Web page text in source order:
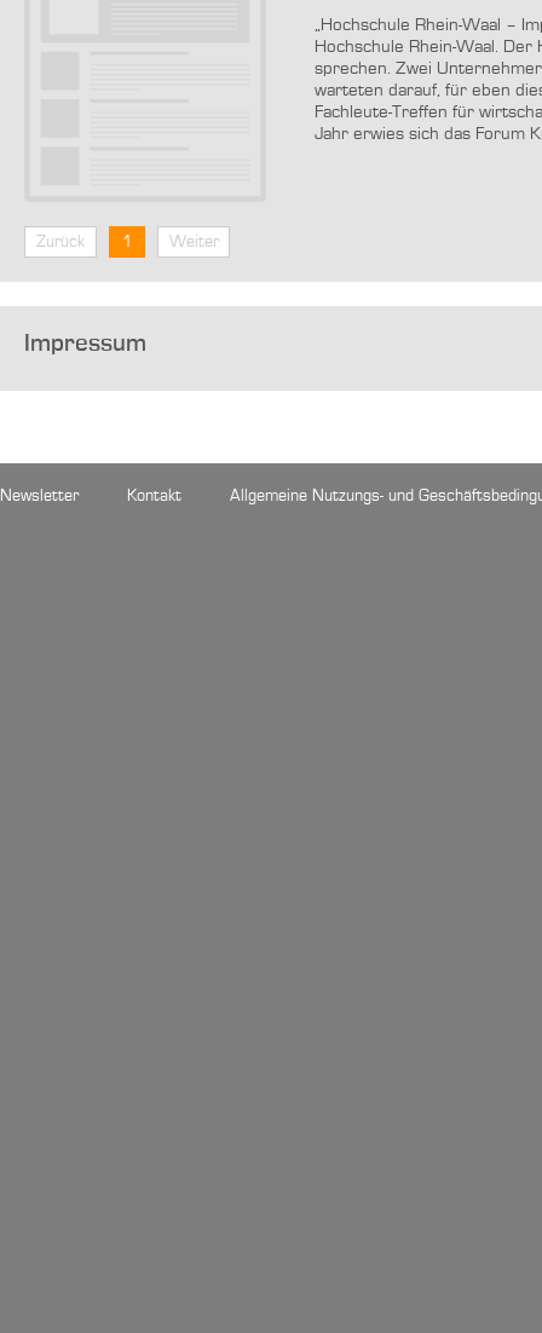
„Hochschule Rhein-Waal –
Hochschule Rhein-Waal.
sprechen. Zwei
warteten darauf, für eben
Fachleute-Treffen für
Jahr erwies sich das Forum
Zurück 1 Weiter
Impressum
Newsletter Kontakt Allgemeine Nutzungs- und